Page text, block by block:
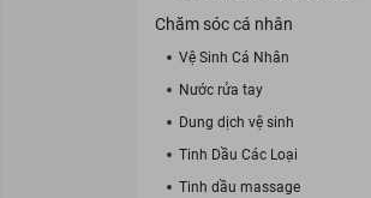
Chăm sóc cá nhân
Vệ Sinh Cá Nhân
Nước rửa tay
Dung dịch vệ sinh
Tinh Dầu Các Loại
Tinh dầu massage